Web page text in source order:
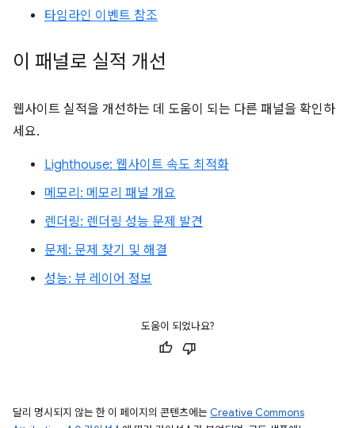
타임라인 이벤트 참조
이 패널로 실적 개선
웹사이트 실적을 개선하는 데 도움이 되는 다른 패널을 확인하
세요.
Lighthouse: 웹사이트 속도 최적화
메모리: 메모리 패널 개요
렌더링: 렌더링 성능 문제 발견
문제: 문제 찾기 및 해결
성능: 뷰 레이어 정보
도움이 되었나요?
달리 명시되지 않는 한 이 페이지의 콘텐츠에는 Creative Commons